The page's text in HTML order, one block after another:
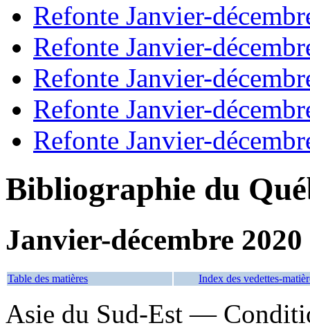
Refonte Janvier-
Refonte Janvier-
Refonte Janvier-
Refonte Janvier-
Refonte Janvier-
Bibliographie du
Janvier-décembre 2020
Table des matières Index des vedettes-
Asie du Sud-Est —